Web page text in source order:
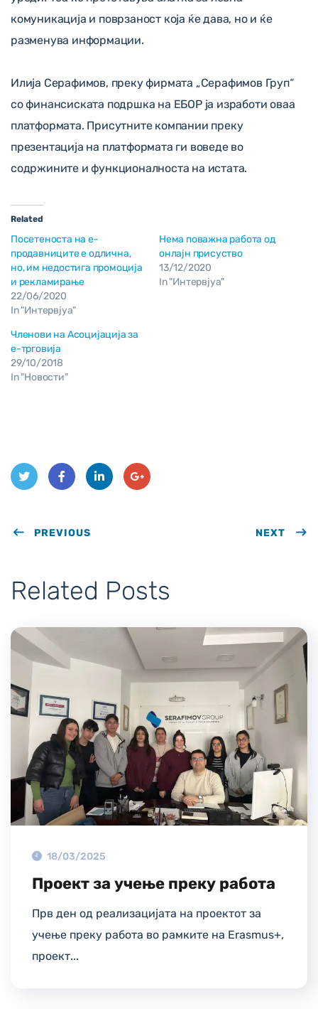
комуникација и поврзаност која ќе дава, но и ќе
разменува информации.
Илија Серафимов, преку фирмата „Серафимов Груп“
со финансиската подршка на ЕБОР ја изработи оваа
платформата. Присутните компании преку
презентација на платформата ги воведе во
содржините и функционалноста на истата.
Related
Посетеноста на е-
продавниците е одлична,
но, им недостига промоција
и рекламирање
22/06/2020
In "Интервјуа"
Нема поважна работа од
онлајн присуство
13/12/2020
In "Интервјуа"
Членови на Асоцијација за
е-трговија
29/10/2018
In "Новости"
ter book edIn
PREVIOUS NEXT
Related Posts
18/03/2025
Проект за учење преку работа
Прв ден од реализацијата на проектот за
учење преку работа во рамките на Erasmus+,
проект...